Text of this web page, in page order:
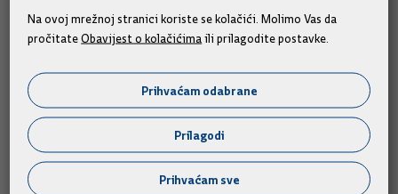
Na ovoj mrežnoj stranici koriste se kolačići. Molimo Vas da
pročitateObavijest o kolačićimaili prilagodite postavke.
Prihvaćam odabrane
Prilagodi
Prihvaćam sve